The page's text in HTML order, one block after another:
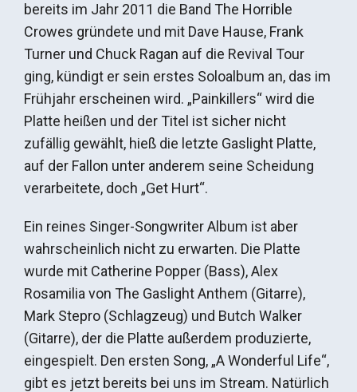
bereits im Jahr 2011 die Band The Horrible
Crowes gründete und mit Dave Hause, Frank
Turner und Chuck Ragan auf die Revival Tour
ging, kündigt er sein erstes Soloalbum an, das im
Frühjahr erscheinen wird. „Painkillers“ wird die
Platte heißen und der Titel ist sicher nicht
zufällig gewählt, hieß die letzte Gaslight Platte,
auf der Fallon unter anderem seine Scheidung
verarbeitete, doch „Get Hurt“.
Ein reines Singer-Songwriter Album ist aber
wahrscheinlich nicht zu erwarten. Die Platte
wurde mit Catherine Popper (Bass), Alex
Rosamilia von The Gaslight Anthem (Gitarre),
Mark Stepro (Schlagzeug) und Butch Walker
(Gitarre), der die Platte außerdem produzierte,
eingespielt. Den ersten Song, „A Wonderful Life“,
gibt es jetzt bereits bei uns im Stream. Natürlich